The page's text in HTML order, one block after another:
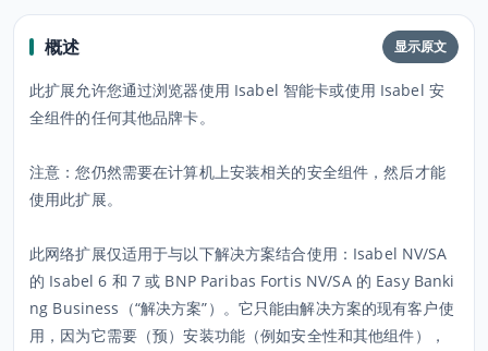
概述 显示原文
此扩展允许您通过浏览器使用 Isabel 智能卡或使用 Isabel 安
全组件的任何其他品牌卡。
注意：您仍然需要在计算机上安装相关的安全组件，然后才能
使用此扩展。
此网络扩展仅适用于与以下解决方案结合使用：Isabel NV/SA
的 Isabel 6 和 7 或 BNP Paribas Fortis NV/SA 的 Easy Banki
ng Business（“解决方案”）。它只能由解决方案的现有客户使
用，因为它需要（预）安装功能（例如安全性和其他组件），